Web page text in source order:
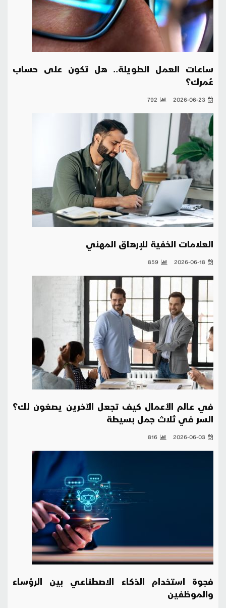
ساعات العمل الطويلة.. هل تكون على حساب
عُمرك؟
2026-06-23
792
العلامات الخفية للإرهاق المهني
2026-06-18
859
في عالم الأعمال كيف تجعل الآخرين يصغون لك؟
السر في ثلاث جمل بسيطة
2026-06-03
816
فجوة استخدام الذكاء الاصطناعي بين الرؤساء
والموظفين